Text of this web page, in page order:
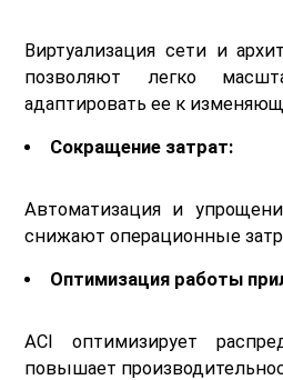
Виртуализация сети и
позволяют легко
адаптировать ее к
Сокращение затрат:
Автоматизация и
снижают операционные
Оптимизация работы
ACI оптимизирует
повышает